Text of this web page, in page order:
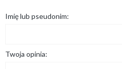
Imię lub pseudonim:
Twoja opinia: